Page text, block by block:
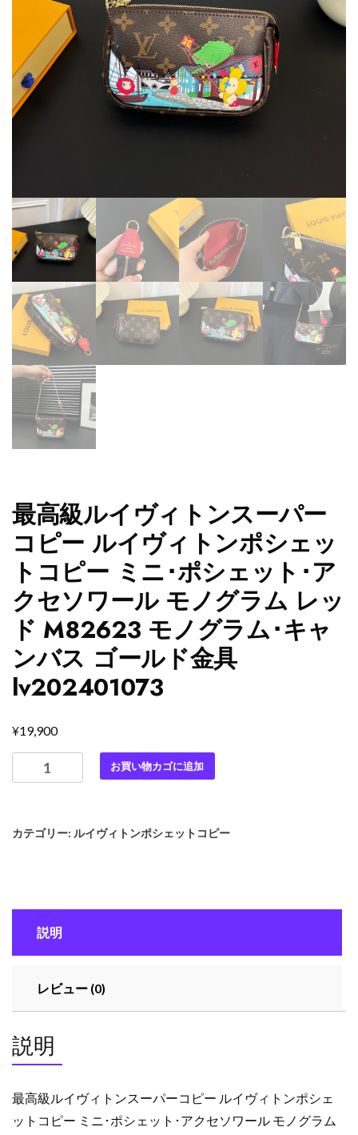
最高級ルイヴィトンスーパー
コピー ルイヴィトンポシェッ
トコピー ミニ･ポシェット･ア
クセソワール モノグラム レッ
ド M82623 モノグラム･キャ
ンバス ゴールド金具
lv202401073
¥19,900
高
イ
ン
ー
コ
ー
ル
ヴ
ィ
お買い物カゴに追加
カテゴリー: ルイヴィトンポシェットコピー
説明
レビュー (0)
説明
最高級ルイヴィトンスーパーコピー ルイヴィトンポシェ
ットコピー ミニ･ポシェット･アクセソワール モノグラム